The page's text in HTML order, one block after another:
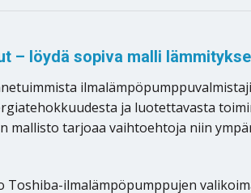
– löydä sopiva malli
ja luotettavasta
mallisto tarjoaa vaihtoehtoja niin
Toshiba-ilmalämpöpumppujen